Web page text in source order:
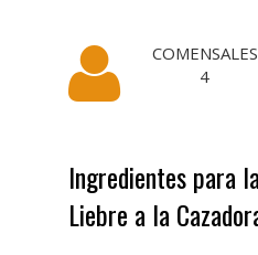
COMENSALES
4
Ingredientes para
Liebre a la